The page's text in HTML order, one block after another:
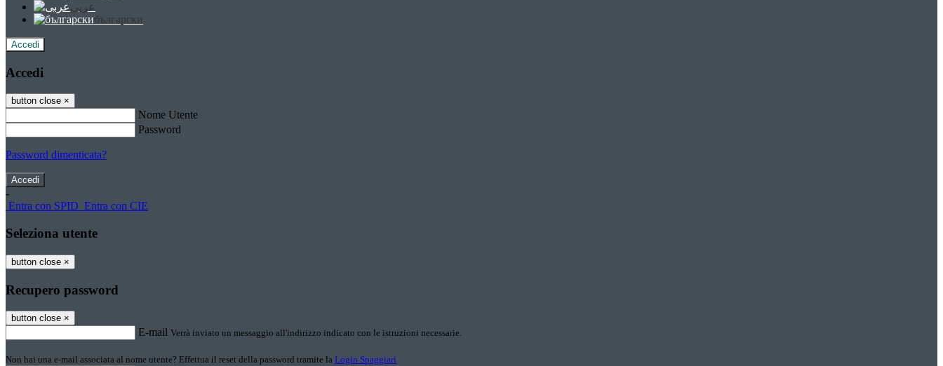
عربى
български
Accedi
Accedi
button close ×
Nome Utente
Password
Password dimenticata?
-
Entra con SPID Entra con CIE
Seleziona utente
button close ×
Recupero password
button close ×
E-mail Verrà inviato un messaggio all'indirizzo indicato con le istruzioni necessarie.
Non hai una e-mail associata al nome utente? Effettua il reset della password tramite la Login Spaggiari